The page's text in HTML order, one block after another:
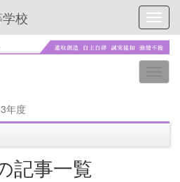
校
年度
記事一覧